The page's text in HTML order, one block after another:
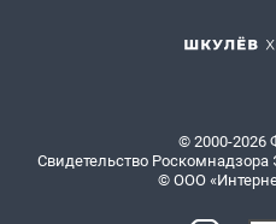
© 2000-2026
Свидетельство
© ООО